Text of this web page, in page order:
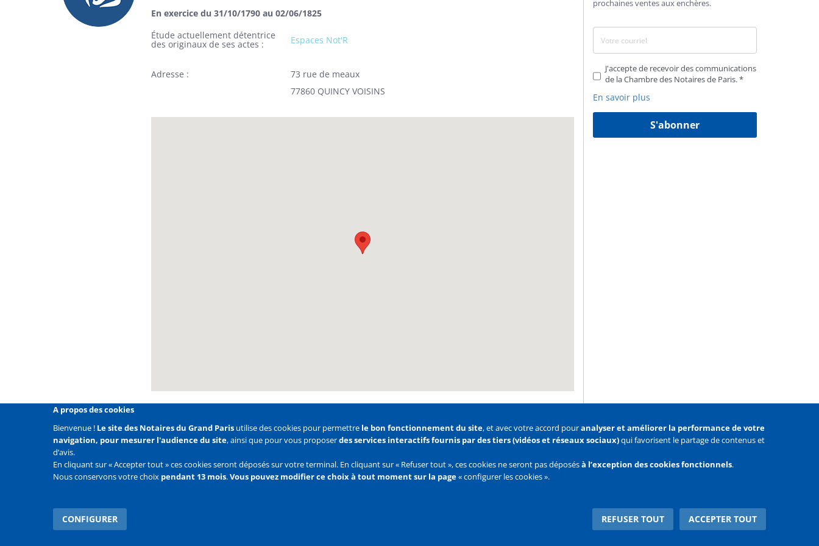
En exercice du 31/10/1790 au 02/06/1825
Étude actuellement détentrice
des originaux de ses actes Espaces Not'R
Adresse
73 rue de meaux
77860 QUINCY VOISINS
prochaines ventes aux enchères.
J'accepte de recevoir des communications
de la Chambre des Notaires de Paris.
En savoir plus
S'abonner
Liens
Mentions légales
Liens
ligne
Accueil Contact Plan du site
Flux
A propos des cookies
Bienvenue ! Le site des Notaires du Grand Paris utilise des cookies pour permettre le bon fonctionnement du site, et avec votre accord pouranalyser et améliorer la performance de votre
navigation, pour mesurer l'audience du site, ainsi que pour vous proposerdes services interactifs fournis par des tiers (vidéos et réseaux sociaux)qui favorisent le partage de contenus et
d’avis.
En cliquant sur « Accepter tout » ces cookies seront déposés sur votre terminal. En cliquant sur « Refuser tout », ces cookies ne seront pas déposésà l’exception des cookies fonctionnels.
Nous conservons votre choix pendant 13 mois.Vous pouvez modifier ce choix à tout moment sur la page« configurer les cookies ».
CONFIGURER ACCEPTER TOUT
REFUSER TOUT